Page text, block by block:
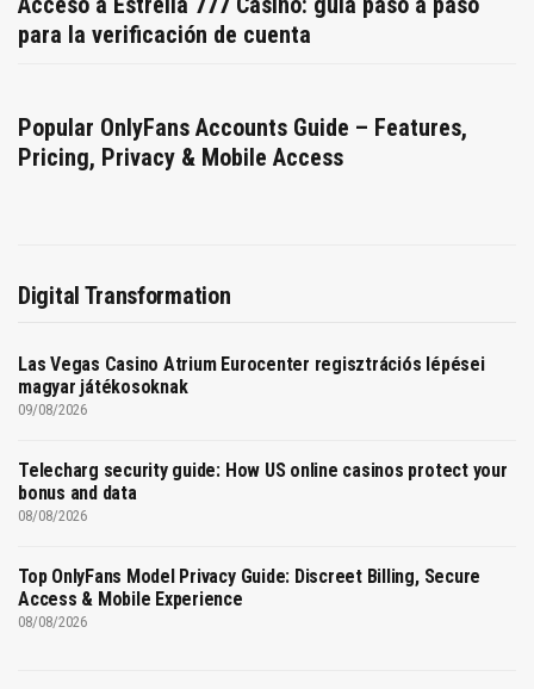
para la verificación de cuenta
Popular OnlyFans Accounts Guide – Features,
Pricing, Privacy & Mobile Access
Digital Transformation
Las Vegas Casino Atrium Eurocenter regisztrációs lépései
magyar játékosoknak
09/08/2026
Telecharg security guide: How US online casinos protect your
bonus and data
08/08/2026
Top OnlyFans Model Privacy Guide: Discreet Billing, Secure
Access & Mobile Experience
08/08/2026